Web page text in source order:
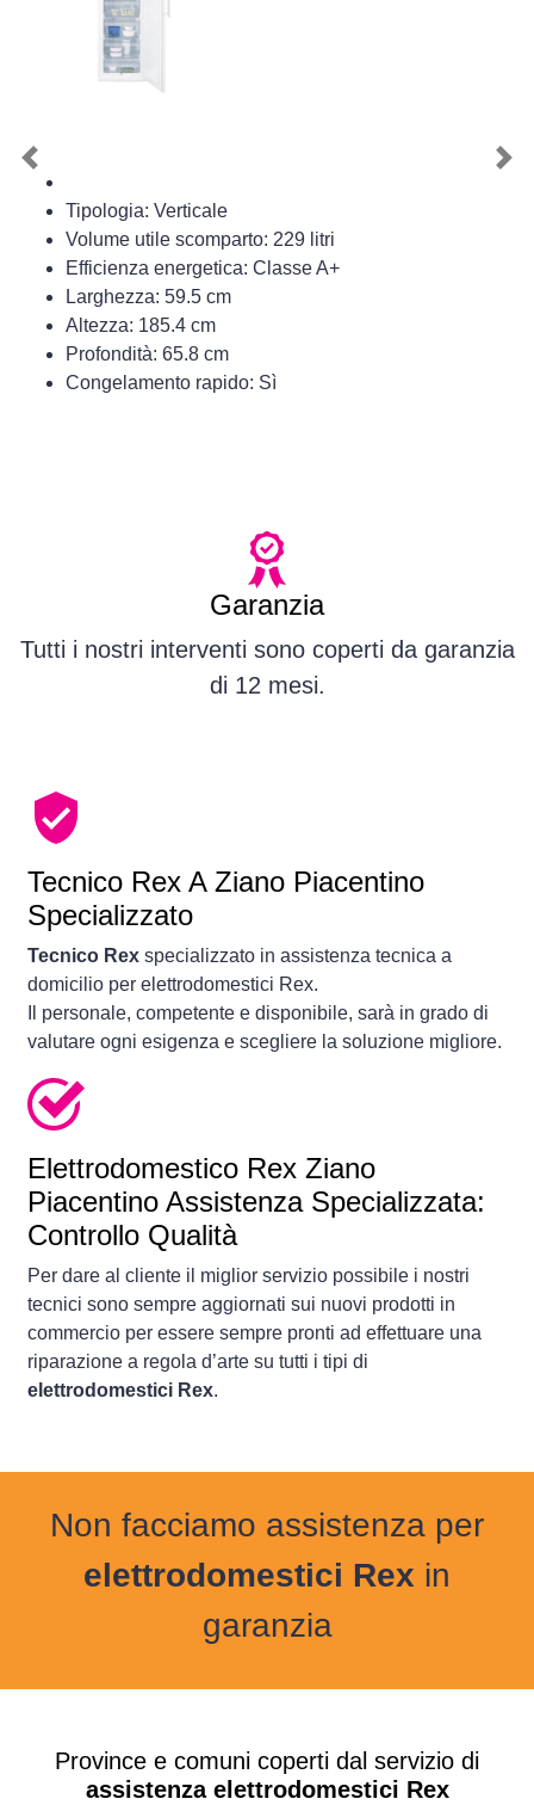
Tipologia: Verticale
Volume utile scomparto: 229 litri
Efficienza energetica: Classe A+
Larghezza: 59.5 cm
Altezza: 185.4 cm
Profondità: 65.8 cm
Congelamento rapido: Sì
Previous
Garanzia
Tutti i nostri interventi sono coperti da garanzia
di 12 mesi.
Tecnico Rex A Ziano Piacentino
Specializzato
Tecnico Rex specializzato in assistenza tecnica a
domicilio per elettrodomestici Rex.
Il personale, competente e disponibile, sarà in grado di
valutare ogni esigenza e scegliere la soluzione migliore.
Elettrodomestico Rex Ziano
Piacentino Assistenza Specializzata:
Controllo Qualità
Per dare al cliente il miglior servizio possibile i nostri
tecnici sono sempre aggiornati sui nuovi prodotti in
commercio per essere sempre pronti ad effettuare una
riparazione a regola d’arte su tutti i tipi di
elettrodomestici Rex.
Non facciamo assistenza per
elettrodomestici Rex in
garanzia
Province e comuni coperti dal servizio di
assistenza elettrodomestici Rex